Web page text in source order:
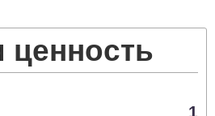
1